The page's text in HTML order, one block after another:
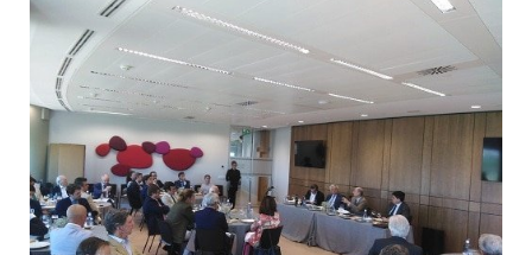
Programas